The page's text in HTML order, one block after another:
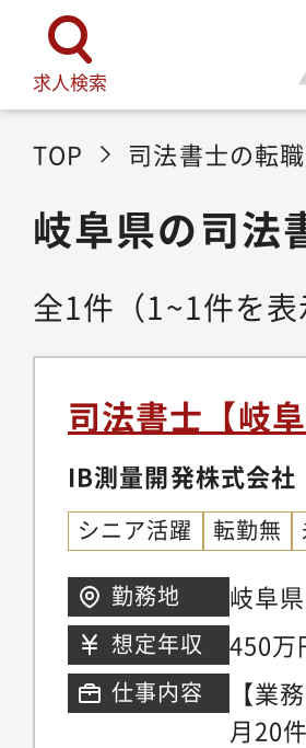
求人検索
TOP 司法書士の転
岐阜県の司法
全1件 （1~1件を表
司法書士【岐
IB測量開発株式会社
シニア活躍 転勤無
勤務地
岐阜
ス :
石2
想定年収
仕事内容
【業
月20